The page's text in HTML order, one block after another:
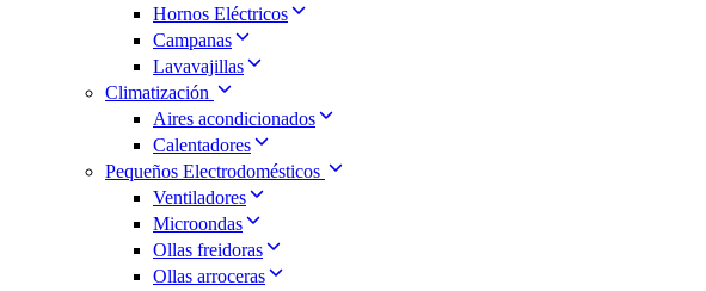
Hornos Eléctricos
Campanas
Lavavajillas
Climatización
Aires acondicionados
Calentadores
Pequeños Electrodomésticos
Ventiladores
Microondas
Ollas freidoras
Ollas arroceras